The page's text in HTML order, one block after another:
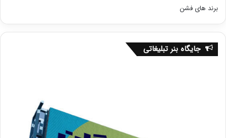
برند های فشن
جایگاه بنر تبلیغاتی